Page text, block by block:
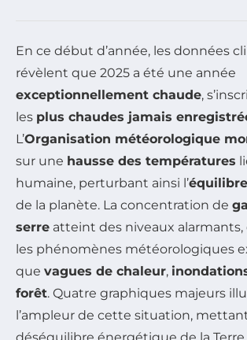
En ce début d’année, les données
révèlent que 2025 a été une année
exceptionnellement chaude,
les plus chaudes jamais
L’Organisation météorologique
sur une hausse des températures
humaine, perturbant ainsi l’
de la planète. La concentration de
serre atteint des niveaux alarmants,
les phénomènes météorologiques
que vagues de chaleur,
forêt. Quatre graphiques majeurs
l’ampleur de cette situation,